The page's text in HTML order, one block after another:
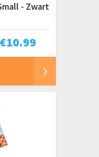
- Zwart
€10.99